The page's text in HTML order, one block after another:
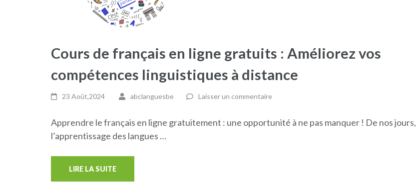
Cours de français en ligne gratuits : Améliorez vos
compétences linguistiques à distance
23 Août,2024 abclanguesbe Laisser un commentaire
Apprendre le français en ligne gratuitement : une opportunité à ne pas manquer ! De nos jours,
l’apprentissage des langues …
LIRE LA SUITE